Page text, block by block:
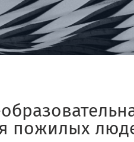
пожилых